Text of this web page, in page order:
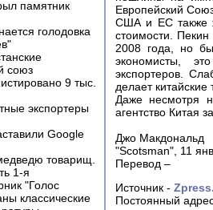
памятник
голодовка
союз
9 тыс.
экспортеры
Google
товарищ.
1-я
"Голос
классические
Европейский
США и ЕС также
стоимости.
2008 года, но
экономисты,
экспортеров.
делает
Даже несмотря
агентство Китая
Джо Макдональд
"Scotsman", 11
Перевод –
Источник -
Постоянный